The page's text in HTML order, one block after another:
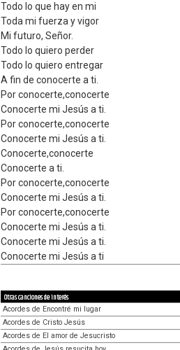
Todo lo que hay en mi
Toda mi fuerza y vigor
Mi futuro, Señor.
Todo lo quiero perder
Todo lo quiero entregar
A fin de conocerte a ti.
Por conocerte,conocerte
Conocerte mi Jesús a ti.
Por conocerte,conocerte
Conocerte mi Jesús a ti.
Conocerte,conocerte
Conocerte a ti.
Por conocerte,conocerte
Conocerte mi Jesús a ti.
Por conocerte,conocerte
Conocerte mi Jesús a ti.
Conocerte mi Jesús a ti.
Conocerte mi Jesús a ti
Otras canciones de interés
Acordes de Encontré mi lugar
Acordes de Cristo Jesús
Acordes de El amor de Jesucristo